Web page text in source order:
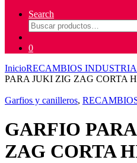
Search
Buscar
por:
0
InicioRECAMBIOS INDUSTRIA
PARA JUKI ZIG ZAG CORTA
Garfios y canilleros,
GARFIO
ZAG CORTA